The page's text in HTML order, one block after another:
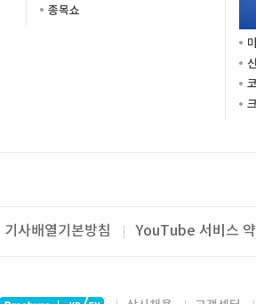
종목쇼
기사배열기본방침 YouTube 서비스